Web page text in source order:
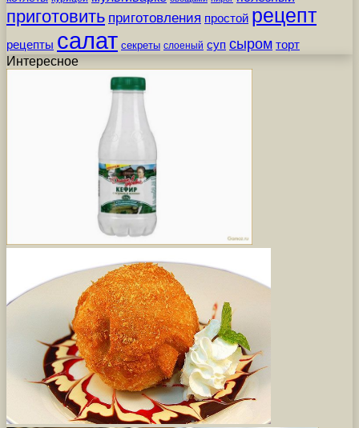
приготовить приготовления простой рецепт
рецепты салат секреты слоеный суп сыром торт
Интересное